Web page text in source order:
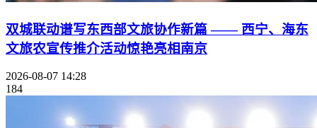
双城联动谱写东西部文旅协作新篇 —— 西宁、海东
文旅农宣传推介活动惊艳亮相南京
2026-08-07 14:28
184